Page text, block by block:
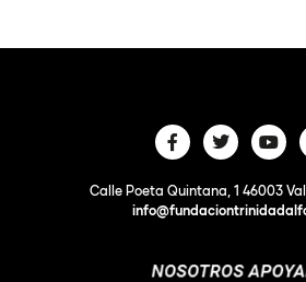
Calle Poeta Quintana, 1 46003